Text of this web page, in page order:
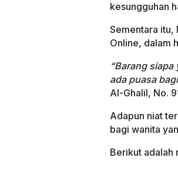
kesungguhan
Sementara itu,
Online, dalam
“Barang
ada puasa
Al-Ghalil, No.
Adapun niat
bagi wanita
Berikut adalah